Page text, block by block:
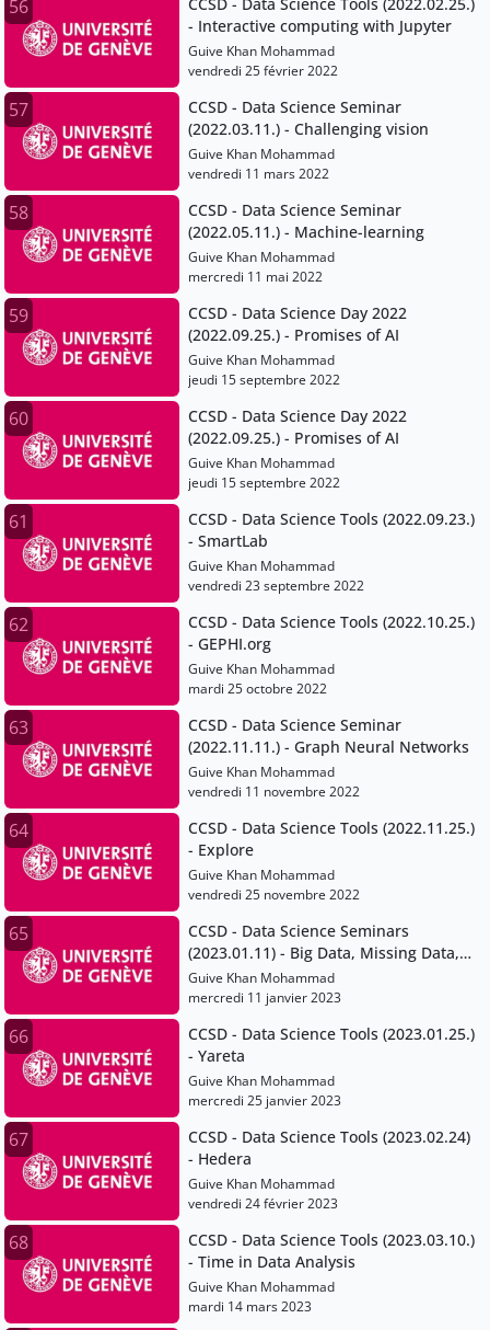
56
- Interactive computing with Jupyter
Guive Khan Mohammad
vendredi 25 février 2022
57
CCSD - Data Science Seminar
(2022.03.11.) - Challenging vision
Guive Khan Mohammad
vendredi 11 mars 2022
58
CCSD - Data Science Seminar
(2022.05.11.) - Machine-learning
Guive Khan Mohammad
mercredi 11 mai 2022
59
CCSD - Data Science Day 2022
(2022.09.25.) - Promises of AI
Guive Khan Mohammad
jeudi 15 septembre 2022
60
CCSD - Data Science Day 2022
(2022.09.25.) - Promises of AI
Guive Khan Mohammad
jeudi 15 septembre 2022
61
CCSD - Data Science Tools (2022.09.23.)
- SmartLab
Guive Khan Mohammad
vendredi 23 septembre 2022
62
CCSD - Data Science Tools (2022.10.25.)
- GEPHI.org
Guive Khan Mohammad
mardi 25 octobre 2022
63
CCSD - Data Science Seminar
(2022.11.11.) - Graph Neural Networks
Guive Khan Mohammad
vendredi 11 novembre 2022
64
CCSD - Data Science Tools (2022.11.25.)
- Explore
Guive Khan Mohammad
vendredi 25 novembre 2022
65
CCSD - Data Science Seminars
(2023.01.11) - Big Data, Missing Data,
and everything in between
Guive Khan Mohammad
mercredi 11 janvier 2023
66
CCSD - Data Science Tools (2023.01.25.)
- Yareta
Guive Khan Mohammad
mercredi 25 janvier 2023
67
CCSD - Data Science Tools (2023.02.24)
- Hedera
Guive Khan Mohammad
vendredi 24 février 2023
68
CCSD - Data Science Tools (2023.03.10.)
- Time in Data Analysis
Guive Khan Mohammad
mardi 14 mars 2023